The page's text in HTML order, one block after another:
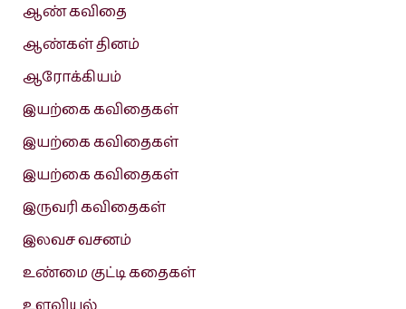
ஆண் கவிதை
ஆண்கள் தினம்
ஆரோக்கியம்
இயற்கை கவிதைகள்
இயற்கை கவிதைகள்
இயற்கை கவிதைகள்
இருவரி கவிதைகள்
இலவச வசனம்
உண்மை குட்டி கதைகள்